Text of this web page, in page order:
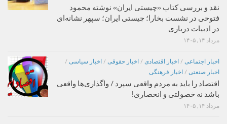
نقد و بررسی کتاب «چیستی ایران» نوشته محمود
فتوحی در نشست بخارا؛ چیستی ایران؛ سپهر نشانه‌ای
در ادبیات درباری
مرداد ۱۴, ۱۴۰۵
اخبار اجتماعی / اخبار اقتصادی / اخبار حقوقی / اخبار سیاسی /
اخبار صنعتی / اخبار فرهنگی
اقتصاد را باید به مردم واقعی سپرد / واگذاری‌ها واقعی
باشد نه خصولتی و انحصاری!
مرداد ۱۴, ۱۴۰۵